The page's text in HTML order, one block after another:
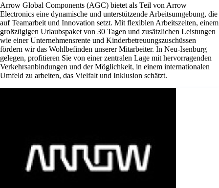
Arrow Global Components (AGC) bietet als Teil von Arrow
Electronics eine dynamische und unterstützende Arbeitsumgebung, die
auf Teamarbeit und Innovation setzt. Mit flexiblen Arbeitszeiten, einem
großzügigen Urlaubspaket von 30 Tagen und zusätzlichen Leistungen
wie einer Unternehmensrente und Kinderbetreuungszuschüssen
fördern wir das Wohlbefinden unserer Mitarbeiter. In Neu-Isenburg
gelegen, profitieren Sie von einer zentralen Lage mit hervorragenden
Verkehrsanbindungen und der Möglichkeit, in einem internationalen
Umfeld zu arbeiten, das Vielfalt und Inklusion schätzt.